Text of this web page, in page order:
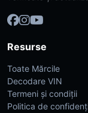
Resurse
Toate Mărcile
Decodare VIN
Termeni și condiții
Politica de